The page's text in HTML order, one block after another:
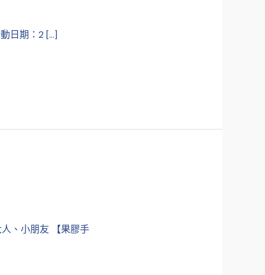
日期：2 […]
、小朋友 【果膠手